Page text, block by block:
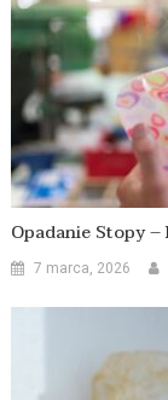
Opadanie Stopy –
7 marca, 2026